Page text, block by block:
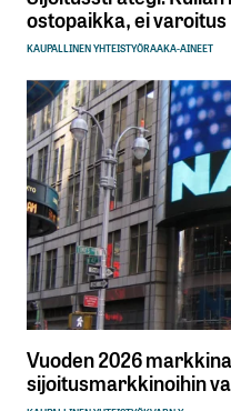
sisään
rekisteröityä
Sähköpostiosoitettasi
kentät on merkitty
Kommentti
ostopaikka, ei varoitus
KAUPALLINEN YHTEISTYÖRAAKA-AINEET
Vuoden 2026
sijoitusmarkkinoihin